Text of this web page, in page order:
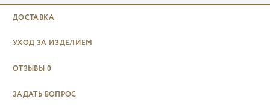
ДОСТАВКА
УХОД ЗА ИЗДЕЛИЕМ
ОТЗЫВЫ 0
ЗАДАТЬ ВОПРОС